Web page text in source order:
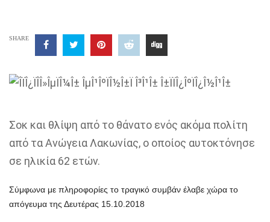
SHARE
Σοκ και θλίψη από το θάνατο ενός ακόμα πολίτη
από τα Ανώγεια Λακωνίας, ο οποίος αυτοκτόνησε
σε ηλικία 62 ετών.
Σύμφωνα με πληροφορίες το τραγικό συμβάν έλαβε χώρα το
απόγευμα της Δευτέρας 15.10.2018